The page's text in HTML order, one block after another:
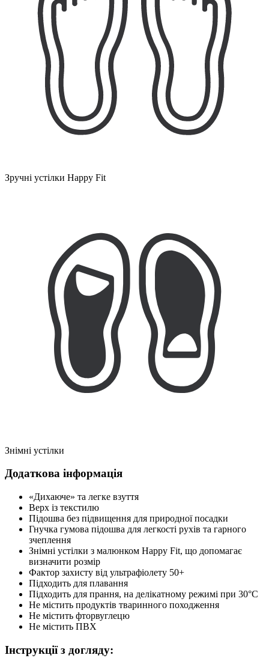
Зручні устілки Happy Fit
Знімні устілки
Додаткова інформація
«Дихаюче» та легке взуття
Верх із текстилю
Підошва без підвищення для природної посадки
Гнучка гумова підошва для легкості рухів та гарного
зчеплення
Знімні устілки з малюнком Happy Fit, що допомагає
визначити розмір
Фактор захисту від ультрафіолету 50+
Підходить для плавання
Підходить для прання, на делікатному режимі при 30°C
Не містить продуктів тваринного походження
Не містить фторвуглецю
Не містить ПВХ
Інструкції з догляду: